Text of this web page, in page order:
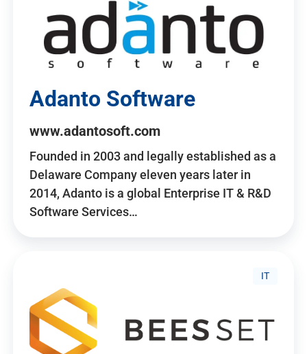
Adanto Software
www.adantosoft.com
Founded in 2003 and legally established as a
Delaware Company eleven years later in
2014, Adanto is a global Enterprise IT & R&D
Software Services…
IT